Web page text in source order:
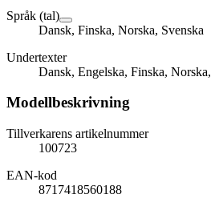
Språk (tal)
Dansk, Finska, Norska, Svenska
Undertexter
Dansk, Engelska, Finska, Norska,
Modellbeskrivning
Tillverkarens artikelnummer
100723
EAN-kod
8717418560188